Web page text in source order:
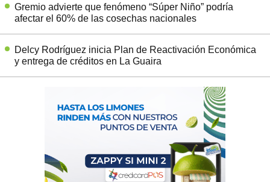
Gremio advierte que fenómeno “Súper Niño” podría
afectar el 60% de las cosechas nacionales
Delcy Rodríguez inicia Plan de Reactivación Económica
y entrega de créditos en La Guaira